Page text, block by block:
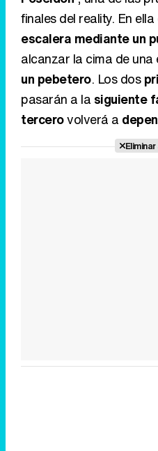
finales del reality. En
escalera mediante un
alcanzar la cima de
un pebetero. Los dos
pasarán a la siguiente
tercerovolverá a